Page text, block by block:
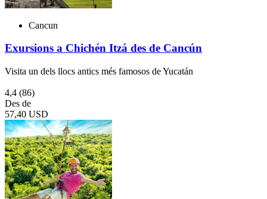
Cancun
Exursions a Chichén Itzá des de Cancún
Visita un dels llocs antics més famosos de Yucatán
4,4 (86)
Des de
57,40 USD